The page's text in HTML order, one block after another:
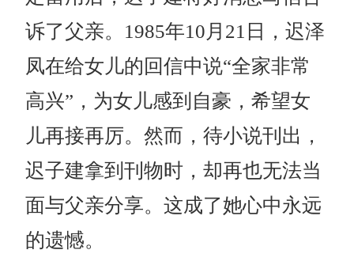
诉了父亲。1985年10月21日，迟泽
凤在给女儿的回信中说“全家非常
高兴”，为女儿感到自豪，希望女
儿再接再厉。然而，待小说刊出，
迟子建拿到刊物时，却再也无法当
面与父亲分享。这成了她心中永远
的遗憾。